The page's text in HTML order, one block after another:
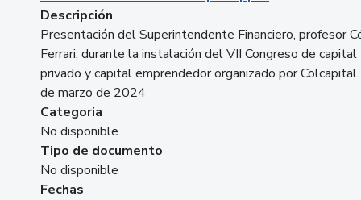
Descripción
Presentación del Superintendente Financiero, profesor
Ferrari, durante la instalación del VII Congreso de capital
privado y capital emprendedor organizado por
de marzo de 2024
Categoria
No disponible
Tipo de documento
No disponible
Fechas